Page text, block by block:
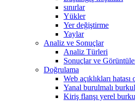
sınırlar
Yükler
Yer değiştirme
Yaylar
Analiz ve Sonuçlar
Analiz Türleri
Sonuçlar ve
Doğrulama
Web açıklıkları
Yanal burulmalı
Kiriş flanşı yerel